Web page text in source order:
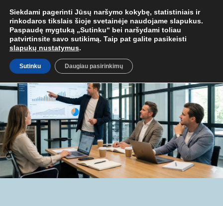
ARBA EL. P.
Siekdami pagerinti Jūsų naršymo kokybę, statistiniais ir
rinkodaros tikslais šioje svetainėje naudojame slapukus.
Paspaudę mygtuką „Sutinku“ bei naršydami toliau
patvirtinsite savo sutikimą. Taip pat galite pasikeisti
slapukų nustatymus.
Sutinku Daugiau pasirinkimų